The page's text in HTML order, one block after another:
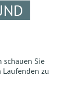
schauen Sie
zu